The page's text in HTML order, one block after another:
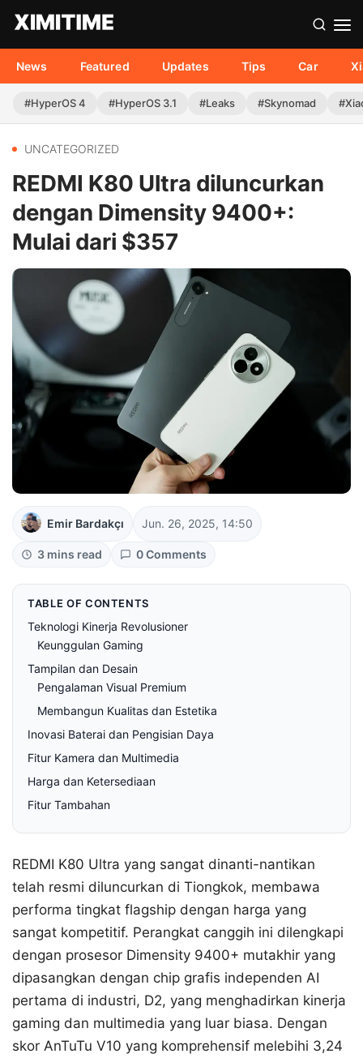
News Featured Updates Tips Car
#HyperOS 4 #HyperOS 3.1 #Leaks #Skynomad
UNCATEGORIZED
REDMI K80 Ultra diluncurkan
dengan Dimensity 9400+:
Mulai dari $357
Emir Bardakçı Jun. 26, 2025, 14:50
3 mins read 0 Comments
TABLE OF CONTENTS
Teknologi Kinerja Revolusioner
Keunggulan Gaming
Tampilan dan Desain
Pengalaman Visual Premium
Membangun Kualitas dan Estetika
Inovasi Baterai dan Pengisian Daya
Fitur Kamera dan Multimedia
Harga dan Ketersediaan
Fitur Tambahan
REDMI K80 Ultra yang sangat dinanti-nantikan
telah resmi diluncurkan di Tiongkok, membawa
performa tingkat flagship dengan harga yang
sangat kompetitif. Perangkat canggih ini dilengkapi
dengan prosesor Dimensity 9400+ mutakhir yang
dipasangkan dengan chip grafis independen AI
pertama di industri, D2, yang menghadirkan kinerja
gaming dan multimedia yang luar biasa. Dengan
skor AnTuTu V10 yang komprehensif melebihi 3,24